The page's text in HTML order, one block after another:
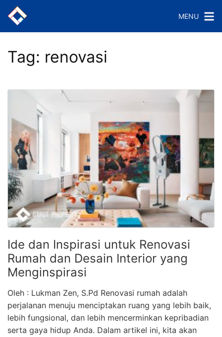
Langsung
ke
konten
MENU
Tag: renovasi
Ide dan Inspirasi untuk Renovasi
Rumah dan Desain Interior yang
Menginspirasi
Oleh : Lukman Zen, S.Pd Renovasi rumah adalah
perjalanan menuju menciptakan ruang yang lebih baik,
lebih fungsional, dan lebih mencerminkan kepribadian
serta gaya hidup Anda. Dalam artikel ini, kita akan